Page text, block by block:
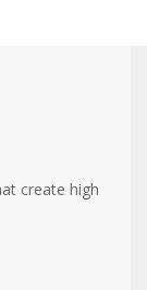
create high